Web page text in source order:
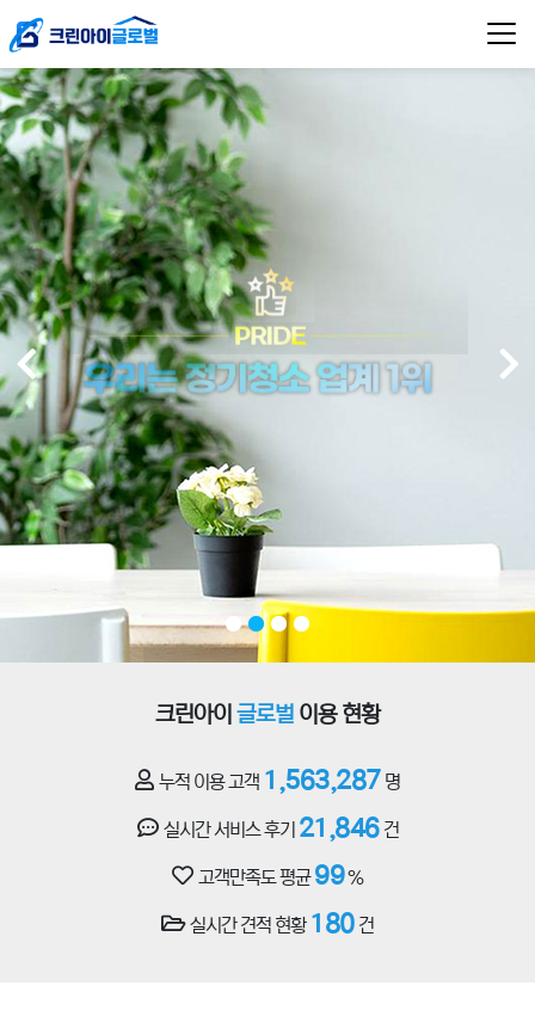
크린아이 글로벌 이용 현황
누적 이용 고객 1,563,287 명
실시간 서비스 후기 21,846 건
고객만족도 평균 99%
실시간 견적 현황 180 건